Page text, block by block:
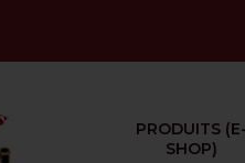
PRODUITS (E-
SHOP)